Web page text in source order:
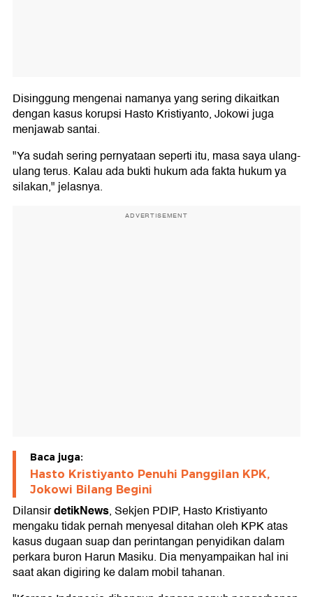
Disinggung mengenai namanya yang sering dikaitkan
dengan kasus korupsi Hasto Kristiyanto, Jokowi juga
menjawab santai.
"Ya sudah sering pernyataan seperti itu, masa saya ulang-
ulang terus. Kalau ada bukti hukum ada fakta hukum ya
silakan," jelasnya.
ADVERTISEMENT
Baca juga:
Hasto Kristiyanto Penuhi Panggilan KPK,
Jokowi Bilang Begini
DilansirdetikNews, Sekjen PDIP, Hasto Kristiyanto
mengaku tidak pernah menyesal ditahan oleh KPK atas
kasus dugaan suap dan perintangan penyidikan dalam
perkara buron Harun Masiku. Dia menyampaikan hal ini
saat akan digiring ke dalam mobil tahanan.